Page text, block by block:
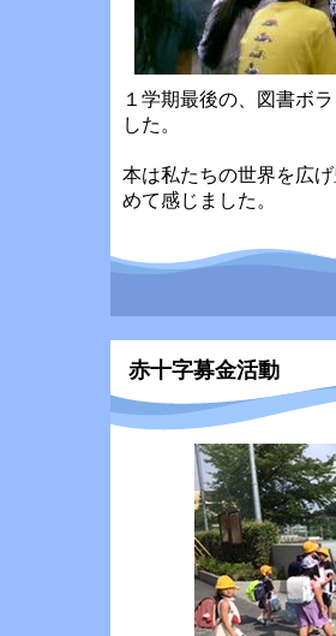
１学期最後の、図書ボ
した。
本は私たちの世界を広
めて感じました。
赤十字募金活動